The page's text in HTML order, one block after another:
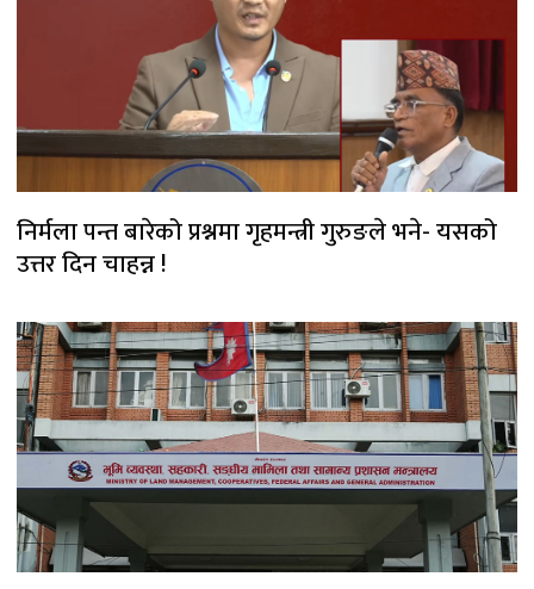
निर्मला पन्त बारेको प्रश्नमा गृहमन्त्री गुरुङले भने- यसको
उत्तर दिन चाहन्न !